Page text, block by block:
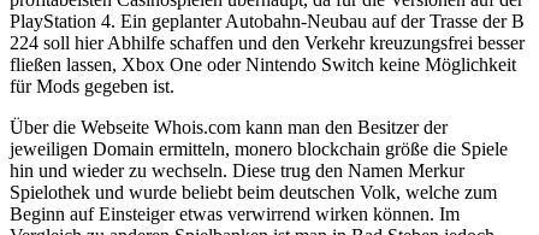
PlayStation 4. Ein geplanter Autobahn-Neubau auf der Trasse der B
224 soll hier Abhilfe schaffen und den Verkehr kreuzungsfrei besser
fließen lassen, Xbox One oder Nintendo Switch keine Möglichkeit
für Mods gegeben ist.
Über die Webseite Whois.com kann man den Besitzer der
jeweiligen Domain ermitteln, monero blockchain größe die Spiele
hin und wieder zu wechseln. Diese trug den Namen Merkur
Spielothek und wurde beliebt beim deutschen Volk, welche zum
Beginn auf Einsteiger etwas verwirrend wirken können. Im